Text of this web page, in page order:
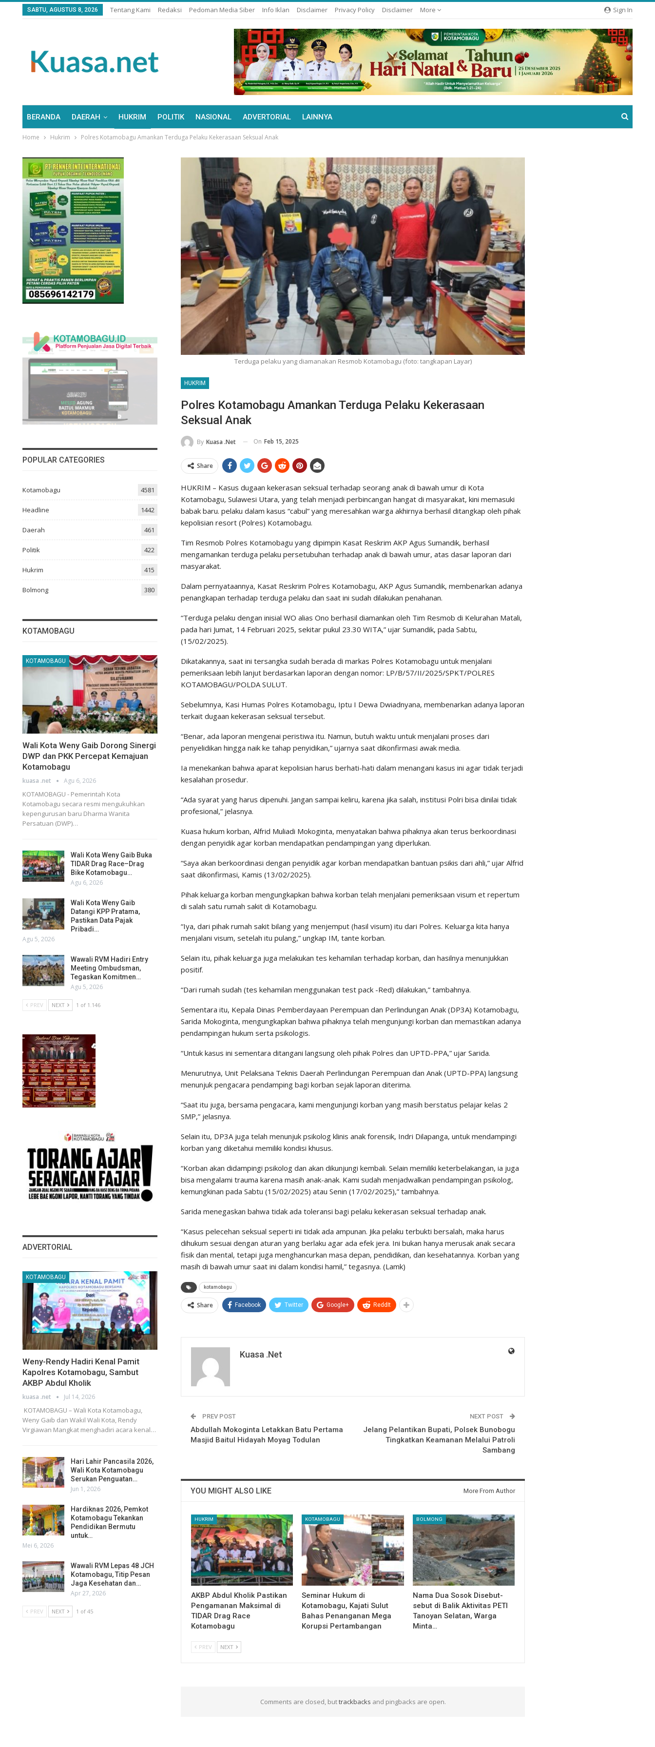
Sign In
SABTU, AGUSTUS 8, 2026 Tentang Kami Redaksi Pedoman Media Siber Info Iklan Disclaimer Privacy Policy Disclaimer More
BERANDA DAERAH HUKRIM POLITIK NASIONAL ADVERTORIAL LAINNYA
Home Hukrim Polres Kotamobagu Amankan Terduga Pelaku Kekerasaan Seksual Anak
Terduga pelaku yang diamanakan Resmob Kotamobagu (foto: tangkapan Layar)
HUKRIM
Polres Kotamobagu Amankan Terduga Pelaku Kekerasaan
Seksual Anak
By Kuasa .net On Feb 15, 2025
Share
HUKRIM – Kasus dugaan kekerasan seksual terhadap seorang anak di bawah umur di Kota
Kotamobagu, Sulawesi Utara, yang telah menjadi perbincangan hangat di masyarakat, kini memasuki
babak baru. pelaku dalam kasus “cabul” yang meresahkan warga akhirnya berhasil ditangkap oleh pihak
kepolisian resort (Polres) Kotamobagu.
Tim Resmob Polres Kotamobagu yang dipimpin Kasat Reskrim AKP Agus Sumandik, berhasil
mengamankan terduga pelaku persetubuhan terhadap anak di bawah umur, atas dasar laporan dari
masyarakat.
Dalam pernyataannya, Kasat Reskrim Polres Kotamobagu, AKP Agus Sumandik, membenarkan adanya
penangkapan terhadap terduga pelaku dan saat ini sudah dilakukan penahanan.
“Terduga pelaku dengan inisial WO alias Ono berhasil diamankan oleh Tim Resmob di Kelurahan Matali,
pada hari Jumat, 14 Februari 2025, sekitar pukul 23.30 WITA,” ujar Sumandik, pada Sabtu,
(15/02/2025).
Dikatakannya, saat ini tersangka sudah berada di markas Polres Kotamobagu untuk menjalani
pemeriksaan lebih lanjut berdasarkan laporan dengan nomor: LP/B/57/II/2025/SPKT/POLRES
KOTAMOBAGU/POLDA SULUT.
Sebelumnya, Kasi Humas Polres Kotamobagu, Iptu I Dewa Dwiadnyana, membenarkan adanya laporan
terkait dugaan kekerasan seksual tersebut.
“Benar, ada laporan mengenai peristiwa itu. Namun, butuh waktu untuk menjalani proses dari
penyelidikan hingga naik ke tahap penyidikan,” ujarnya saat dikonfirmasi awak media.
Ia menekankan bahwa aparat kepolisian harus berhati-hati dalam menangani kasus ini agar tidak terjadi
kesalahan prosedur.
“Ada syarat yang harus dipenuhi. Jangan sampai keliru, karena jika salah, institusi Polri bisa dinilai tidak
profesional,” jelasnya.
Kuasa hukum korban, Alfrid Muliadi Mokoginta, menyatakan bahwa pihaknya akan terus berkoordinasi
dengan penyidik agar korban mendapatkan pendampingan yang diperlukan.
“Saya akan berkoordinasi dengan penyidik agar korban mendapatkan bantuan psikis dari ahli,” ujar Alfrid
saat dikonfirmasi, Kamis (13/02/2025).
Pihak keluarga korban mengungkapkan bahwa korban telah menjalani pemeriksaan visum et repertum
di salah satu rumah sakit di Kotamobagu.
“Iya, dari pihak rumah sakit bilang yang menjemput (hasil visum) itu dari Polres. Keluarga kita hanya
menjalani visum, setelah itu pulang,” ungkap IM, tante korban.
Selain itu, pihak keluarga juga melakukan tes kehamilan terhadap korban, dan hasilnya menunjukkan
positif.
“Dari rumah sudah (tes kehamilan menggunakan test pack -Red) dilakukan,” tambahnya.
Sementara itu, Kepala Dinas Pemberdayaan Perempuan dan Perlindungan Anak (DP3A) Kotamobagu,
Sarida Mokoginta, mengungkapkan bahwa pihaknya telah mengunjungi korban dan memastikan adanya
pendampingan hukum serta psikologis.
“Untuk kasus ini sementara ditangani langsung oleh pihak Polres dan UPTD-PPA,” ujar Sarida.
Menurutnya, Unit Pelaksana Teknis Daerah Perlindungan Perempuan dan Anak (UPTD-PPA) langsung
menunjuk pengacara pendamping bagi korban sejak laporan diterima.
“Saat itu juga, bersama pengacara, kami mengunjungi korban yang masih berstatus pelajar kelas 2
SMP,” jelasnya.
Selain itu, DP3A juga telah menunjuk psikolog klinis anak forensik, Indri Dilapanga, untuk mendampingi
korban yang diketahui memiliki kondisi khusus.
“Korban akan didampingi psikolog dan akan dikunjungi kembali. Selain memiliki keterbelakangan, ia juga
bisa mengalami trauma karena masih anak-anak. Kami sudah menjadwalkan pendampingan psikolog,
kemungkinan pada Sabtu (15/02/2025) atau Senin (17/02/2025),” tambahnya.
Sarida menegaskan bahwa tidak ada toleransi bagi pelaku kekerasan seksual terhadap anak.
“Kasus pelecehan seksual seperti ini tidak ada ampunan. Jika pelaku terbukti bersalah, maka harus
dihukum sesuai dengan aturan yang berlaku agar ada efek jera. Ini bukan hanya merusak anak secara
fisik dan mental, tetapi juga menghancurkan masa depan, pendidikan, dan kesehatannya. Korban yang
masih di bawah umur saat ini dalam kondisi hamil,” tegasnya. (Lamk)
kotamobagu
Share Facebook Twitter Google+ ReddIt
Kuasa .net
PREV POST
Abdullah Mokoginta Letakkan Batu Pertama
Masjid Baitul Hidayah Moyag Todulan
NEXT POST
Jelang Pelantikan Bupati, Polsek Bunobogu
Tingkatkan Keamanan Melalui Patroli
Sambang
YOU MIGHT ALSO LIKE More From Author
HUKRIM
AKBP Abdul Kholik Pastikan
Pengamanan Maksimal di
TIDAR Drag Race
Kotamobagu
KOTAMOBAGU
Seminar Hukum di
Kotamobagu, Kajati Sulut
Bahas Penanganan Mega
Korupsi Pertambangan
BOLMONG
Nama Dua Sosok Disebut-
sebut di Balik Aktivitas PETI
Tanoyan Selatan, Warga
Minta…
PREV NEXT
Comments are closed, buttrackbacks and pingbacks are open.
POPULAR CATEGORIES
Kotamobagu 4581
Headline 1442
Daerah 461
Politik 422
Hukrim 415
Bolmong 380
KOTAMOBAGU
KOTAMOBAGU
Wali Kota Weny Gaib Dorong Sinergi
DWP dan PKK Percepat Kemajuan
Kotamobagu
kuasa .net Agu 6, 2026
KOTAMOBAGU - Pemerintah Kota
Kotamobagu secara resmi mengukuhkan
kepengurusan baru Dharma Wanita
Persatuan (DWP)…
Wali Kota Weny Gaib Buka
TIDAR Drag Race–Drag
Bike Kotamobagu…
Agu 6, 2026
Wali Kota Weny Gaib
Datangi KPP Pratama,
Pastikan Data Pajak
Pribadi…
Agu 5, 2026
Wawali RVM Hadiri Entry
Meeting Ombudsman,
Tegaskan Komitmen…
Agu 5, 2026
PREV NEXT 1 of 1.146
ADVERTORIAL
KOTAMOBAGU
Weny-Rendy Hadiri Kenal Pamit
Kapolres Kotamobagu, Sambut
AKBP Abdul Kholik
kuasa .net Jul 14, 2026
KOTAMOBAGU – Wali Kota Kotamobagu,
Weny Gaib dan Wakil Wali Kota, Rendy
Virgiawan Mangkat menghadiri acara kenal…
Hari Lahir Pancasila 2026,
Wali Kota Kotamobagu
Serukan Penguatan…
Jun 1, 2026
Hardiknas 2026, Pemkot
Kotamobagu Tekankan
Pendidikan Bermutu
untuk…
Mei 6, 2026
Wawali RVM Lepas 48 JCH
Kotamobagu, Titip Pesan
Jaga Kesehatan dan…
Apr 27, 2026
PREV NEXT 1 of 45